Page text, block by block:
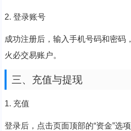
2. 登录账号
成功注册后，输入手机号码和密码
火必交易账户。
三、充值与提现
1. 充值
登录后，点击页面顶部的“资金”选